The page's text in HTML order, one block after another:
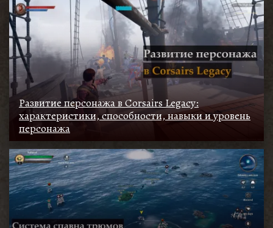
Развитие персонажа в Corsairs Legacy:
характеристики, способности, навыки и уровень
персонажа